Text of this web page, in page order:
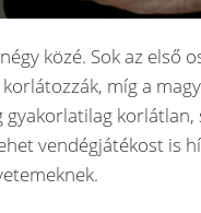
közé. Sok az első
míg a
gyakorlatilag korlátlan,
vendégjátékost is